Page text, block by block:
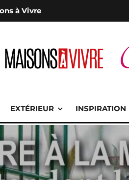
à Vivre
EXTÉRIEUR INSPIRATION